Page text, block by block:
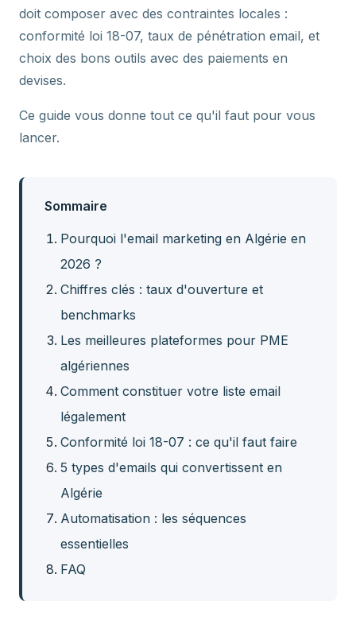
doit composer avec des contraintes locales :
conformité loi 18-07, taux de pénétration email, et
choix des bons outils avec des paiements en
devises.
Ce guide vous donne tout ce qu'il faut pour vous
lancer.
Sommaire
Pourquoi l'email marketing en Algérie en
2026 ?
Chiffres clés : taux d'ouverture et
benchmarks
Les meilleures plateformes pour PME
algériennes
Comment constituer votre liste email
légalement
Conformité loi 18-07 : ce qu'il faut faire
5 types d'emails qui convertissent en
Algérie
Automatisation : les séquences
essentielles
FAQ